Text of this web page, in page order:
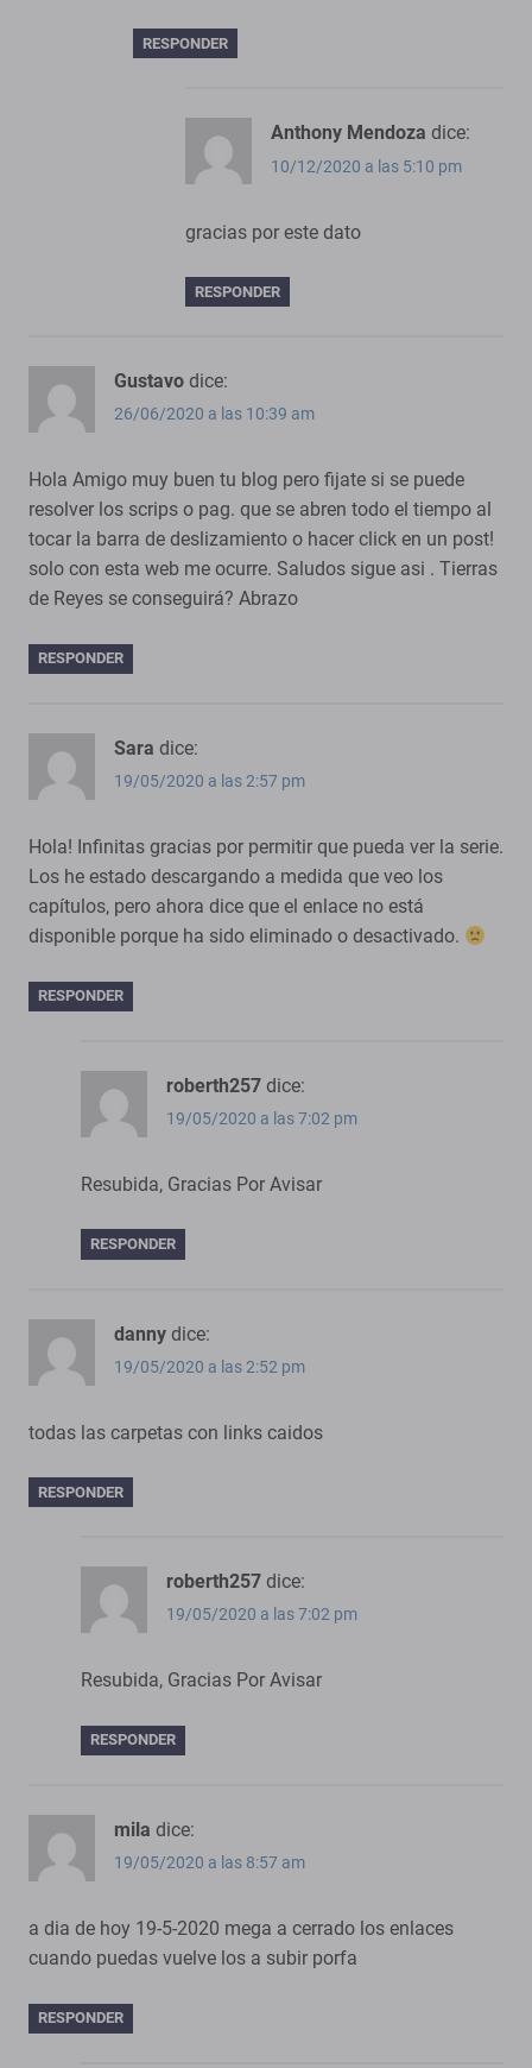
RESPONDER
Anthony Mendoza dice:
10/12/2020 a las 5:10 pm
gracias por este dato
RESPONDER
Gustavo dice:
26/06/2020 a las 10:39 am
Hola Amigo muy buen tu blog pero fijate si se puede
resolver los scrips o pag. que se abren todo el tiempo al
tocar la barra de deslizamiento o hacer click en un post!
solo con esta web me ocurre. Saludos sigue asi . Tierras
de Reyes se conseguirá? Abrazo
RESPONDER
Sara dice:
19/05/2020 a las 2:57 pm
Hola! Infinitas gracias por permitir que pueda ver la serie.
Los he estado descargando a medida que veo los
capítulos, pero ahora dice que el enlace no está
disponible porque ha sido eliminado o desactivado.
RESPONDER
roberth257 dice:
19/05/2020 a las 7:02 pm
Resubida, Gracias Por Avisar
RESPONDER
danny dice:
19/05/2020 a las 2:52 pm
todas las carpetas con links caidos
RESPONDER
roberth257 dice:
19/05/2020 a las 7:02 pm
Resubida, Gracias Por Avisar
RESPONDER
mila dice:
19/05/2020 a las 8:57 am
a dia de hoy 19-5-2020 mega a cerrado los enlaces
cuando puedas vuelve los a subir porfa
RESPONDER